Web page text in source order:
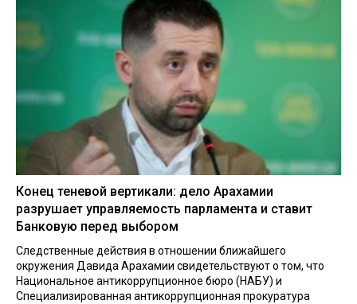
Конец теневой вертикали: дело Арахамии
разрушает управляемость парламента и ставит
Банковую перед выбором
Следственные действия в отношении ближайшего
окружения Давида Арахамии свидетельствуют о том, что
Национальное антикоррупционное бюро (НАБУ) и
Специализированная антикоррупционная прокуратура